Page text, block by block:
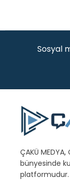
Sosyal
ÇAKÜ
bünyesinde
platformudur.